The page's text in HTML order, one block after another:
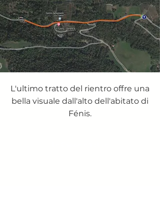
L'ultimo tratto del rientro offre una
bella visuale dall'alto dell'abitato di
Fénis.